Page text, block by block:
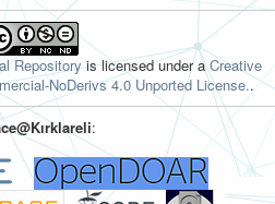
Repositoryis licensed under aCreative
NoDerivs 4.0 Unported License..
: